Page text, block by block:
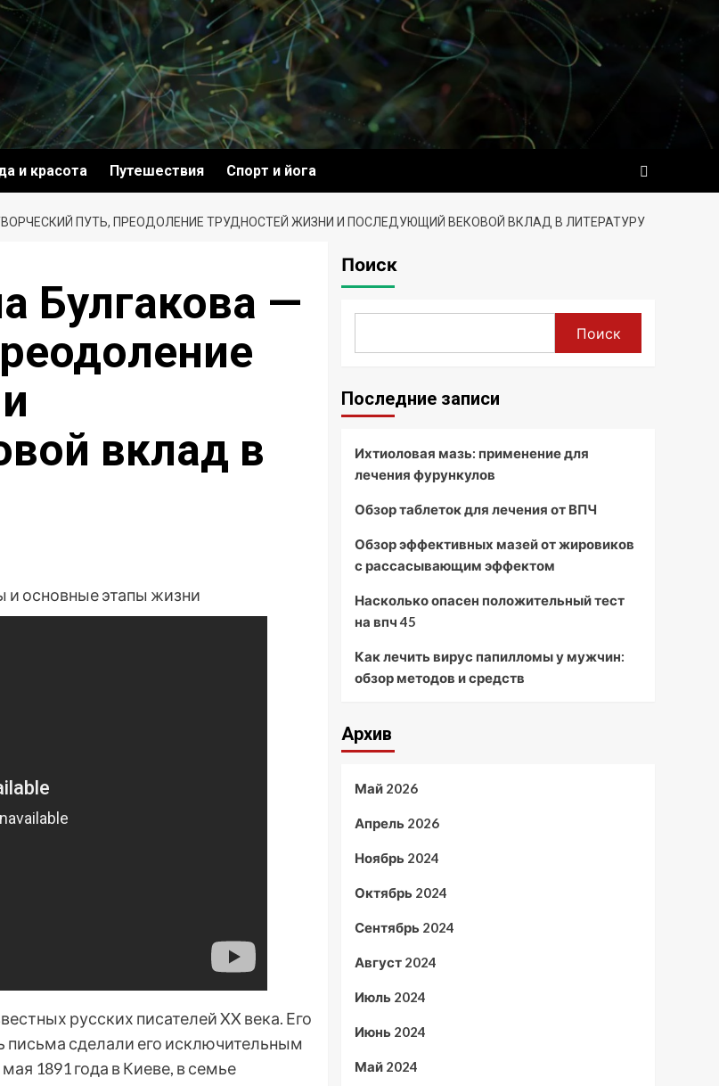
и красота Путешествия Спорт и йога
ПУТЬ, ПРЕОДОЛЕНИЕ ТРУДНОСТЕЙ ЖИЗНИ И ПОСЛЕДУЮЩИЙ ВЕКОВОЙ ВКЛАД В ЛИТЕРАТУРУ
Булгакова —
вклад в
русских писателей XX века. Его
письма сделали его исключительным
1891 года в Киеве, в семье
Поиск
Поиск
Последние записи
Ихтиоловая мазь: применение для
лечения фурункулов
Обзор таблеток для лечения от ВПЧ
Обзор эффективных мазей от жировиков
с рассасывающим эффектом
Насколько опасен положительный тест
на впч 45
Как лечить вирус папилломы у мужчин:
обзор методов и средств
Архив
Май 2026
Апрель 2026
Ноябрь 2024
Октябрь 2024
Сентябрь 2024
Август 2024
Июль 2024
Июнь 2024
Май 2024